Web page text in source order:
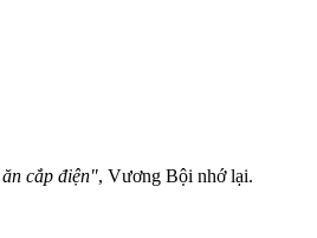
cắp điện", Vương Bội nhớ lại.